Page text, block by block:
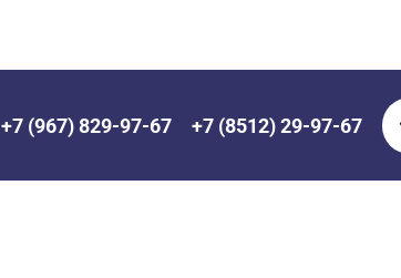
+7 (967) 829-97-67 +7 (8512) 29-97-67